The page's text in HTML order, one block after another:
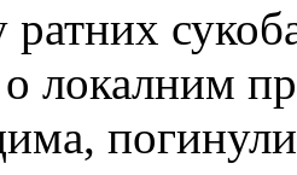
ратних
о локалним